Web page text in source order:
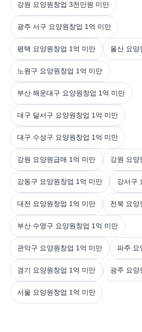
강원 요양원창업 3천만원 미만
광주 서구 요양원창업 1억 미만
평택 요양원창업 1억 미만 울산 요양
노원구 요양원창업 1억 미만
부산 해운대구 요양원창업 1억 미만
대구 달서구 요양원창업 1억 미만
대구 수성구 요양원창업 1억 미만
강원 요양원급매 1억 미만 강원 요양
강동구 요양원창업 1억 미만 강서구
대전 요양원창업 1억 미만 전북 요양
부산 수영구 요양원창업 1억 미만
관악구 요양원창업 1억 미만 파주 요
경기 요양원창업 1억 미만 광주 요양
서울 요양원창업 1억 미만